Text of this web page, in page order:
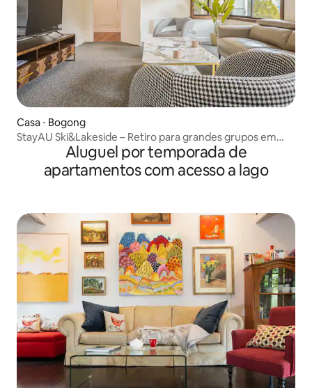
Casa ⋅ Bogong
StayAU Ski&Lakeside – Retiro para grandes grupos em
Falls CreekAluguel por temporada de
apartamentos com acesso a lago